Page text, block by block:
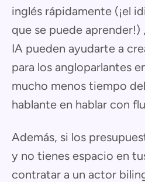
inglés rápidamente (¡el
que se puede
IA pueden ayudarte a
para los angloparlantes
mucho menos tiempo
hablante en hablar con
Además, si los
y no tienes espacio en
contratar a un actor